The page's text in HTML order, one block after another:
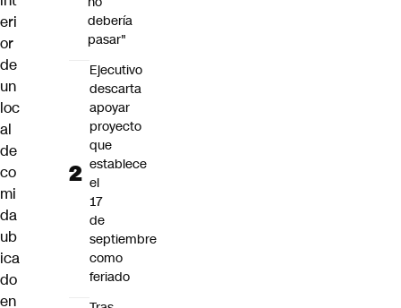
eri
or
de
un
loc
al
de
co
mi
da
ub
ica
do
en
debería
pasar"
Ejecutivo
descarta
apoyar
proyecto
que
establece
el
17
de
septiembre
como
feriado